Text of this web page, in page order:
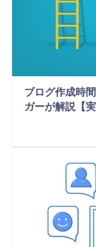
ブログ作成時
ガーが解説【実